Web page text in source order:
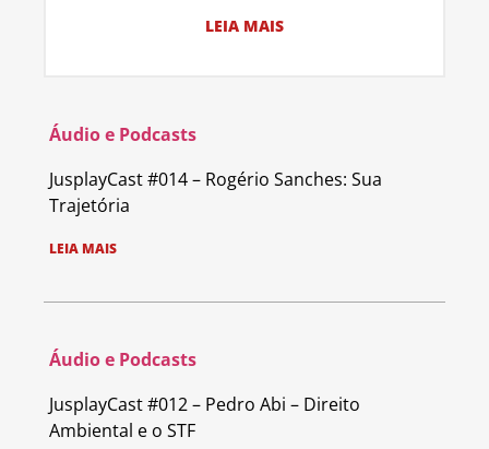
LEIA MAIS
Áudio e Podcasts
JusplayCast #014 – Rogério Sanches: Sua
Trajetória
LEIA MAIS
Áudio e Podcasts
JusplayCast #012 – Pedro Abi – Direito
Ambiental e o STF